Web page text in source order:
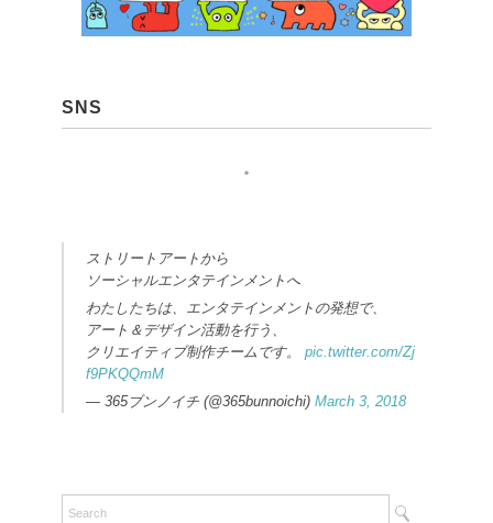
SNS
ストリートアートから
ソーシャルエンタテインメントへ
わたしたちは、エンタテインメントの発想で、
アート＆デザイン活動を行う、
クリエイティブ制作チームです。 pic.twitter.com/Zj
f9PKQQmM
— 365ブンノイチ (@365bunnoichi) March 3, 2018